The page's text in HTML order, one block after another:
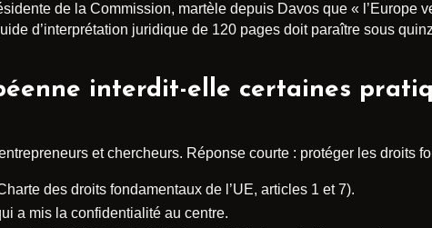
de la Commission, martèle depuis Davos que « l’Europe
d’interprétation juridique de 120 pages doit paraître sous
interdit-elle certaines
et chercheurs. Réponse courte : protéger les droits
des droits fondamentaux de l’UE, articles 1 et 7).
a mis la confidentialité au centre.